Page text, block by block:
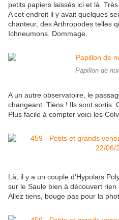
petits papiers laissés ici et là.
A cet endroit il y avait quelques
chanteur, des Arthropodes telles
Ichneumons. Dommage.
Papillon de
A un autre observatoire, le
changeant. Tiens ! Ils sont sortis.
Plus facile à compter voici les
Là, il y a un couple d'Hypolaïs
sur le Saule bien à découvert rien
Allez tiens, bouge pas pour la